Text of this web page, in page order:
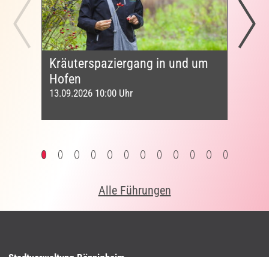
Kräuterspaziergang in und um
Hofen
13.09.2026 10:00 Uhr
Alle Führungen